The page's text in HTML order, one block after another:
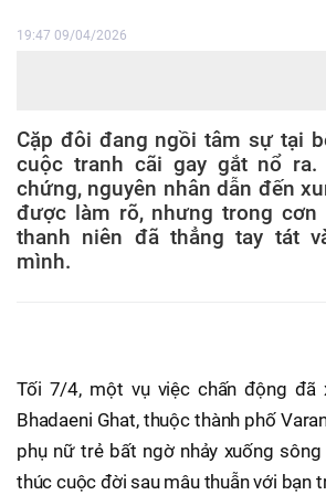
19:47 09/04/2026
Cặp đôi đang ngồi tâm sự tại
cuộc tranh cãi gay gắt nổ ra.
chứng, nguyên nhân dẫn đến
được làm rõ, nhưng trong cơn
thanh niên đã thẳng tay tát
mình.
Tối 7/4, một vụ việc chấn động đã
Bhadaeni Ghat, thuộc thành phố
phụ nữ trẻ bất ngờ nhảy xuống
thúc cuộc đời sau mâu thuẫn với bạn